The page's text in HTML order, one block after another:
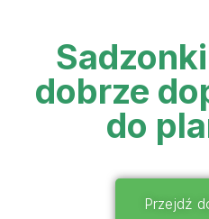
dobrze
do
Przejdź